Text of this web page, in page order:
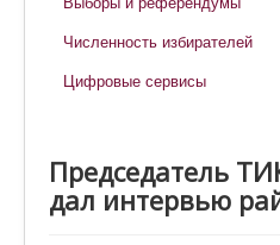
Численность избирателей
Цифровые сервисы
Председатель
дал интервью